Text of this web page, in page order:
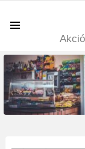
LATEST
STORIES